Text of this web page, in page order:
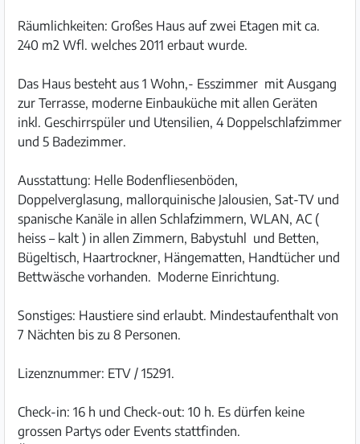
Räumlichkeiten: Großes Haus auf zwei Etagen mit ca.
240 m2 Wfl. welches 2011 erbaut wurde.
Das Haus besteht aus 1 Wohn,- Esszimmer mit Ausgang
zur Terrasse, moderne Einbauküche mit allen Geräten
inkl. Geschirrspüler und Utensilien, 4 Doppelschlafzimmer
und 5 Badezimmer.
Ausstattung: Helle Bodenfliesenböden,
Doppelverglasung, mallorquinische Jalousien, Sat-TV und
spanische Kanäle in allen Schlafzimmern, WLAN, AC (
heiss – kalt ) in allen Zimmern, Babystuhl und Betten,
Bügeltisch, Haartrockner, Hängematten, Handtücher und
Bettwäsche vorhanden. Moderne Einrichtung.
Sonstiges: Haustiere sind erlaubt. Mindestaufenthalt von
7 Nächten bis zu 8 Personen.
Lizenznummer: ETV / 15291.
Check-in: 16 h und Check-out: 10 h. Es dürfen keine
grossen Partys oder Events stattfinden.